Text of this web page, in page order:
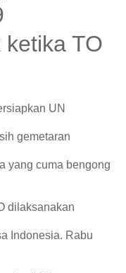
TO
UN
gemetaran
yang cuma bengong
dilaksanakan
Indonesia. Rabu